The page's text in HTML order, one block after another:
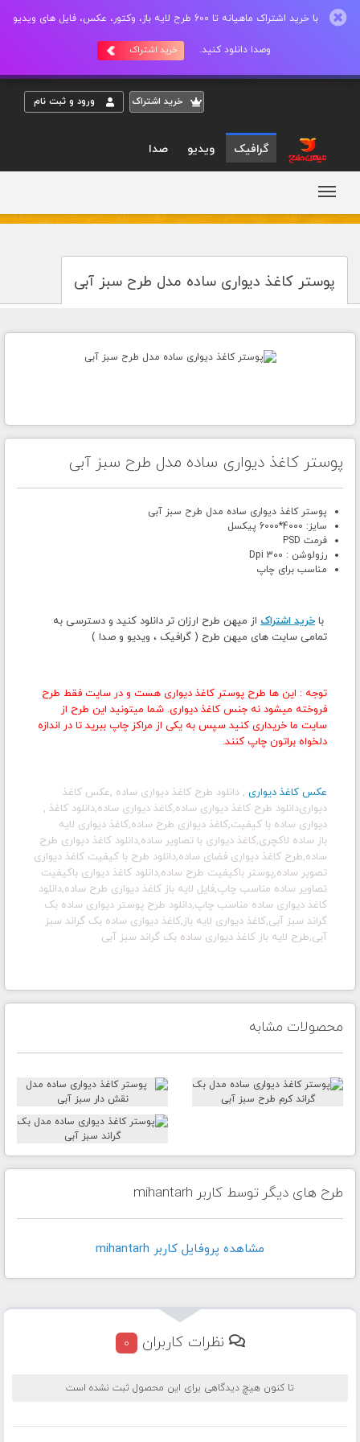
با خرید اشتراک ماهیانه تا 600 طرح لایه باز، وکتور، عکس، فایل های ویدیو
وصدا دانلود کنید. خرید اشتراک
خريد اشتراک ورود و ثبت نام
گرافیک ویدیو صدا
پوستر کاغذ دیواری ساده مدل طرح سبز آبی
پوستر کاغذ دیواری ساده مدل طرح سبز آبی
پوستر کاغذ دیواری ساده مدل طرح سبز آبی
سایز: 4000*6000 پیکسل
فرمت PSD
رزولوشن : 300 Dpi
مناسب برای چاپ
با خرید اشتراک از میهن طرح ارزان تر دانلود کنید و دسترسی به
تمامی سایت های میهن طرح ( گرافیک ، ویدیو و صدا )
توجه : این ها طرح پوستر کاغذ دیواری هست و در سایت فقط طرح
فروخته میشود نه جنس کاغذ دیواری. شما میتونید این طرح از
سایت ما خریداری کنید سپس به یکی از مراکز چاپ ببرید تا در اندازه
دلخواه براتون چاپ کنند.
عکس کاغذ دیواری , دانلود طرح کاغذ دیواری ساده ,عکس کاغذ
دیواری
, دانلود طرح کاغذ دیواری ساده,کاغذ دیواری ساده,دانلود کاغذ
دیواری ساده با کیفیت,کاغذ دیواری طرح ساده,کاغذ دیواری لایه
باز ساده لاکچری,کاغذ دیواری با تصاویر ساده,دانلود کاغذ دیواری طرح
ساده,طرح کاغذ دیواری فضای ساده,دانلود طرح با کیفیت کاغذ دیواری
تصویر ساده,پوستر باکیفیت طرح ساده,دانلود کاغذ دیواری باکیفیت
تصاویر ساده مناسب چاپ,فایل لایه باز کاغذ دیواری طرح ساده,دانلود
کاغذ دیواری ساده مناسب چاپ,دانلود طرح پوستر دیواری ساده بک
گراند سبز آبی,کاغذ دیواری لایه باز,کاغذ دیواری ساده بک گراند سبز
آبی,طرح لایه باز کاغذ دیواری ساده بک گراند سبز آبی
محصولات مشابه
طرح های دیگر توسط کاربر mihantarh
مشاهده پروفايل کاربر mihantarh
نظرات کاربران 0
تا کنون هیچ دیدگاهی برای این محصول ثبت نشده است